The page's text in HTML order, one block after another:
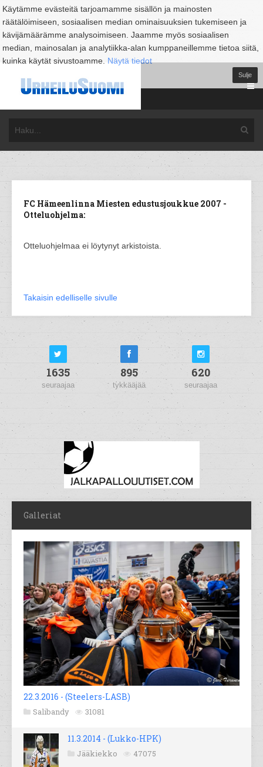
Käytämme evästeitä tarjoamamme sisällön ja mainosten
räätälöimiseen, sosiaalisen median ominaisuuksien tukemiseen ja
kävijämäärämme analysoimiseen. Jaamme myös sosiaalisen
median, mainosalan ja analytiikka-alan kumppaneillemme tietoa siitä,
kuinka käytät sivustoamme. Näytä tiedot
Sulje
FC Hämeenlinna Miesten edustusjoukkue 2007 -
Otteluohjelma:
Otteluohjelmaa ei löytynyt arkistoista.
Takaisin edelliselle sivulle
1635
seuraajaa
895
tykkääjää
620
seuraajaa
Galleriat
22.3.2016 - (Steelers-LASB)
Salibandy 31081
11.3.2014 - (Lukko-HPK)
Jääkiekko 47075